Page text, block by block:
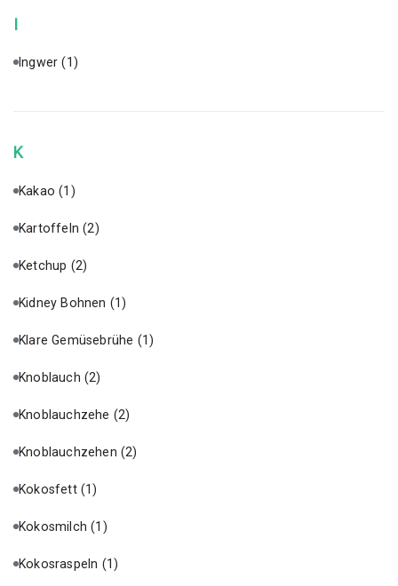
I
Ingwer(1)
K
Kakao(1)
Kartoffeln(2)
Ketchup (2)
Kidney Bohnen (1)
Klare Gemüsebrühe (1)
Knoblauch (2)
Knoblauchzehe (2)
Knoblauchzehen (2)
Kokosfett (1)
Kokosmilch(1)
Kokosraspeln (1)